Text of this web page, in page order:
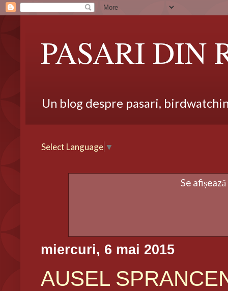
PASARI DIN
Un blog despre pasari,
Select Language ▼
Se
miercuri, 6 mai 2015
AUSEL